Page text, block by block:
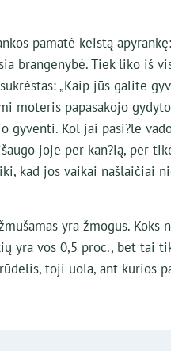
pamatė keistą
brangenybė. Tiek liko iš
„Kaip jūs galite
moteris papasakojo
gyventi. Kol jai pasi?lė
joje per kan?ią, per
kad jos vaikai našlaičiai
yra žmogus. Koks
yra vos 0,5 proc., bet tai
toji uola, ant kurios